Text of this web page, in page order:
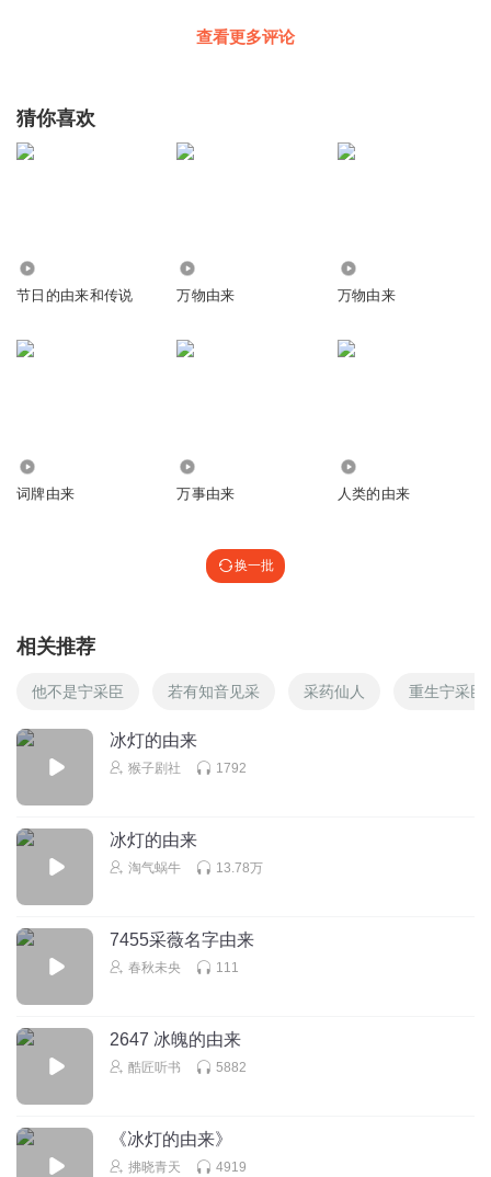
查看更多评论
猜你喜欢
节日的由来和传说 万物由来 万物由来
词牌由来 万事由来 人类的由来
换一批
相关推荐
他不是宁采臣 若有知音见采 采药仙人 重生宁采臣
冰灯的由来
猴子剧社 1792
冰灯的由来
淘气蜗牛 13.78万
7455采薇名字由来
春秋未央 111
2647 冰魄的由来
酷匠听书 5882
《冰灯的由来》
拂晓青天 4919